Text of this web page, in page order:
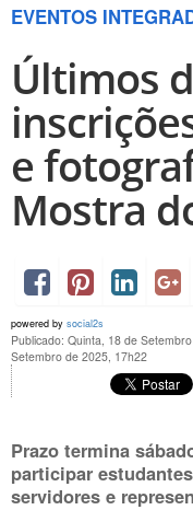
EVENTOS
Últimos
e
Mostra
powered by social2s
Publicado: Quinta, 18 de
Setembro de 2025, 17h22
Prazo termina
participar
servidores e